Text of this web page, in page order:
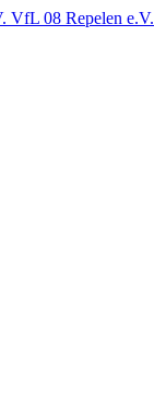
VfL 08 Repelen e.V.